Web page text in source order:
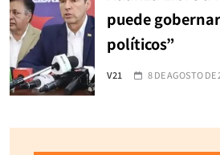
puede
políticos”
V21 8 DE AGOSTO DE